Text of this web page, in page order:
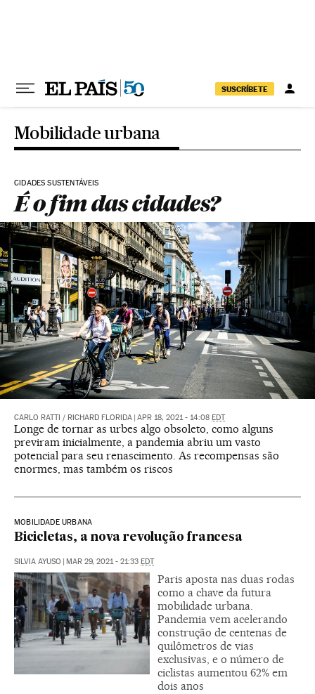
SUSCRÍBETE
Mobilidade urbana
CIDADES SUSTENTÁVEIS
É o fim das cidades?
CARLO RATTI / RICHARD FLORIDA APR 18, 2021 - 14:08 EDT
Longe de tornar as urbes algo obsoleto, como alguns
previram inicialmente, a pandemia abriu um vasto
potencial para seu renascimento. As recompensas são
enormes, mas também os riscos
MOBILIDADE URBANA
Bicicletas, a nova revolução francesa
SILVIA AYUSO MAR 29, 2021 - 21:33 EDT
Paris aposta nas duas rodas
como a chave da futura
mobilidade urbana.
Pandemia vem acelerando
construção de centenas de
quilômetros de vias
exclusivas, e o número de
ciclistas aumentou 62% em
dois anos